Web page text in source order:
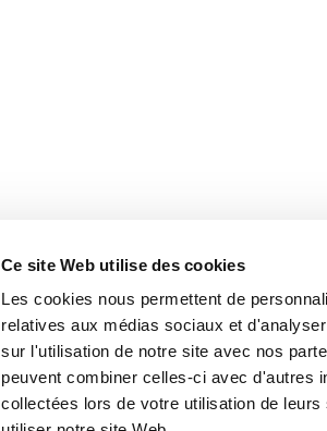
Ce site Web utilise des cookies
Les cookies nous permettent de
relatives aux médias sociaux et
sur l'utilisation de notre site avec nos
peuvent combiner celles-ci avec d'autres
collectées lors de votre utilisation de